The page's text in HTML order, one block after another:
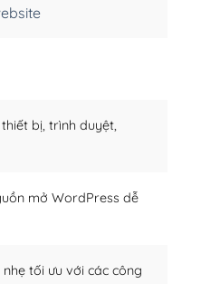
bị, trình duyệt,
mở WordPress dễ
tối ưu với các công